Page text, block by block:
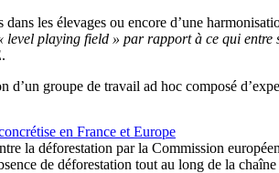
les élevages ou encore d’une
level playing field » par rapport à ce qui entre
groupe de travail ad hoc composé
en France et Europe
la déforestation par la Commission
de déforestation tout au long de la